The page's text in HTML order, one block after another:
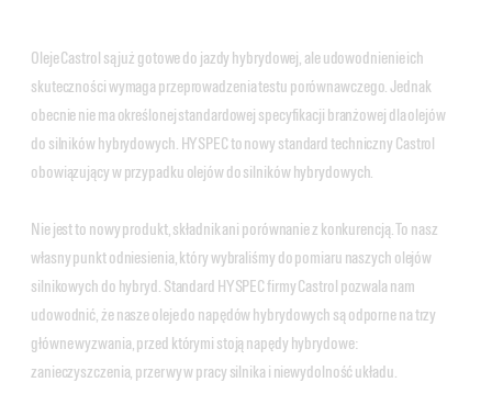
Oleje Castrol są już gotowe do jazdy hybrydowej, ale udowodnienie ich
skuteczności wymaga przeprowadzenia testu porównawczego. Jednak
obecnie nie ma określonej standardowej specyfikacji branżowej dla olejów
do silników hybrydowych. HYSPEC to nowy standard techniczny Castrol
obowiązujący w przypadku olejów do silników hybrydowych.
Nie jest to nowy produkt, składnik ani porównanie z konkurencją. To nasz
własny punkt odniesienia, który wybraliśmy do pomiaru naszych olejów
silnikowych do hybryd. Standard HYSPEC firmy Castrol pozwala nam
udowodnić, że nasze oleje do napędów hybrydowych są odporne na trzy
główne wyzwania, przed którymi stoją napędy hybrydowe:
zanieczyszczenia, przerwy w pracy silnika i niewydolność układu.